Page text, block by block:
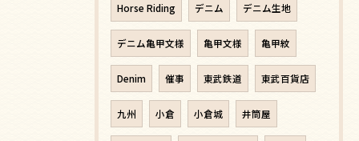
Horse Riding デニム デニム生地
デニム亀甲文様 亀甲文様 亀甲紋
Denim 催事 東武鉄道 東武百貨店
九州 小倉 小倉城 井筒屋